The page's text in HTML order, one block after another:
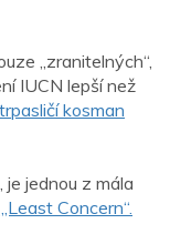
„zranitelných“,
IUCN lepší než
trpasličí kosman
je jednou z mála
Concern“.